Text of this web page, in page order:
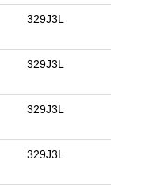
329J3L
329J3L
329J3L
329J3L